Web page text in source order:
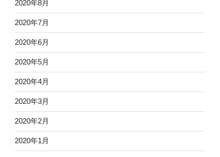
2020年8月
2020年7月
2020年6月
2020年5月
2020年4月
2020年3月
2020年2月
2020年1月